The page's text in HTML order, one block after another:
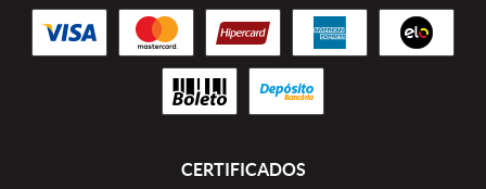
CERTIFICADOS